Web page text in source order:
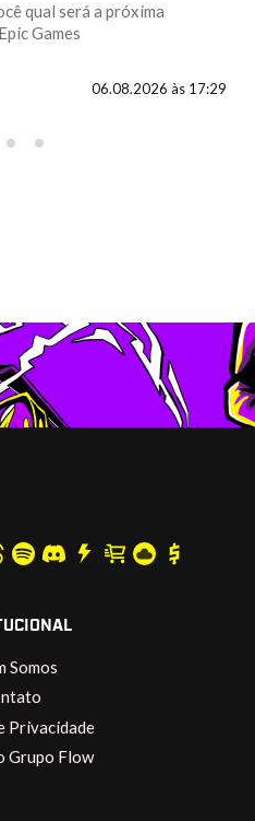
qual será a próxima
Games
06.08.2026 às 17:29
Somos
Privacidade
Grupo Flow